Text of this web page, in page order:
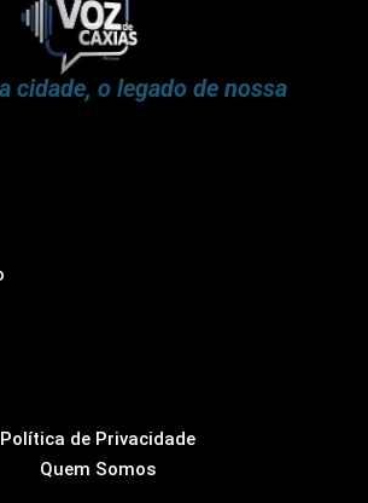
cidade, o legado de nossa
Política de Privacidade
Quem Somos